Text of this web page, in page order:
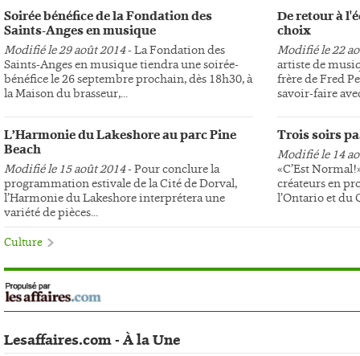
Soirée bénéfice de la Fondation des
Saints-Anges en musique
Modifié le 29 août 2014- La Fondation des
Saints-Anges en musique tiendra une soirée-
bénéfice le 26 septembre prochain, dès 18h30, à
la Maison du brasseur,...
L’Harmonie du Lakeshore au parc Pine
Beach
Modifié le 15 août 2014- Pour conclure la
programmation estivale de la Cité de Dorval,
l’Harmonie du Lakeshore interprétera une
variété de pièces...
De retour à
choix
Modifié le 22
artiste de
frère de Fred
savoir-faire
Trois soirs
Modifié le 14
«C’Est
créateurs en
l’Ontario et du
Culture
Lesaffaires.com - À la Une